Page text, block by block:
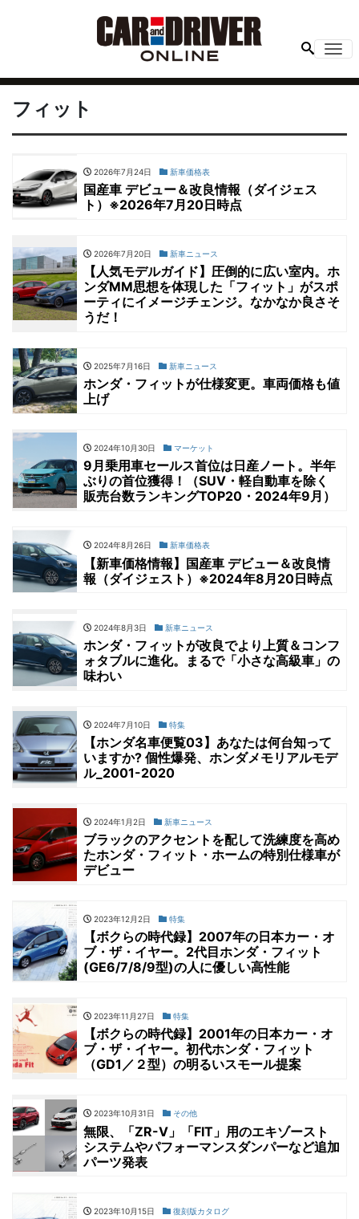
フィット
2026年7月24日 新車価格表
国産車 デビュー＆改良情報（ダイジェス
ト）※2026年7月20日時点
2026年7月20日 新車ニュース
【人気モデルガイド】圧倒的に広い室内。ホ
ンダMM思想を体現した「フィット」がスポ
ーティにイメージチェンジ。なかなか良さそ
うだ！
2025年7月16日 新車ニュース
ホンダ・フィットが仕様変更。車両価格も値
上げ
2024年10月30日 マーケット
9月乗用車セールス首位は日産ノート。半年
ぶりの首位獲得！（SUV・軽自動車を除く
販売台数ランキングTOP20・2024年9月）
2024年8月26日 新車価格表
【新車価格情報】国産車 デビュー＆改良情
報（ダイジェスト）※2024年8月20日時点
2024年8月3日 新車ニュース
ホンダ・フィットが改良でより上質＆コンフ
ォタブルに進化。まるで「小さな高級車」の
味わい
2024年7月10日 特集
【ホンダ名車便覧03】あなたは何台知って
いますか? 個性爆発、ホンダメモリアルモデ
ル_2001-2020
2024年1月2日 新車ニュース
ブラックのアクセントを配して洗練度を高め
たホンダ・フィット・ホームの特別仕様車が
デビュー
2023年12月2日 特集
【ボクらの時代録】2007年の日本カー・オ
ブ・ザ・イヤー。2代目ホンダ・フィット
(GE6/7/8/9型)の人に優しい高性能
2023年11月27日 特集
【ボクらの時代録】2001年の日本カー・オ
ブ・ザ・イヤー。初代ホンダ・フィット
（GD1／２︎型）の明るいスモール提案
2023年10月31日 その他
無限、「ZR-V」「FIT」用のエキゾースト
システムやパフォーマンスダンパーなど追加
パーツ発表
2023年10月15日 復刻版カタログ